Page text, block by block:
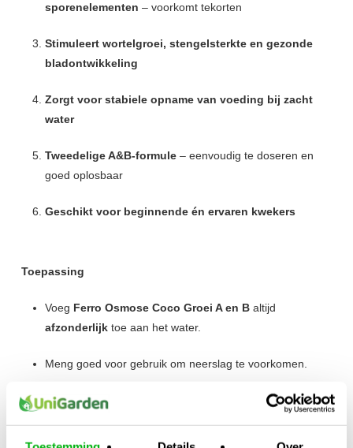
sporenelementen – voorkomt tekorten
Stimuleert wortelgroei, stengelsterkte en gezonde
bladontwikkeling
Zorgt voor stabiele opname van voeding bij zacht
water
Tweedelige A&B-formule– eenvoudig te doseren en
goed oplosbaar
Geschikt voor beginnende én ervaren kwekers
Toepassing
Voeg Ferro Osmose Coco Groei A en Baltijd
afzonderlijktoe aan het water.
Meng goed voor gebruik om neerslag te voorkomen.
Volg hetFerro-voedingsschema voor de groeifase